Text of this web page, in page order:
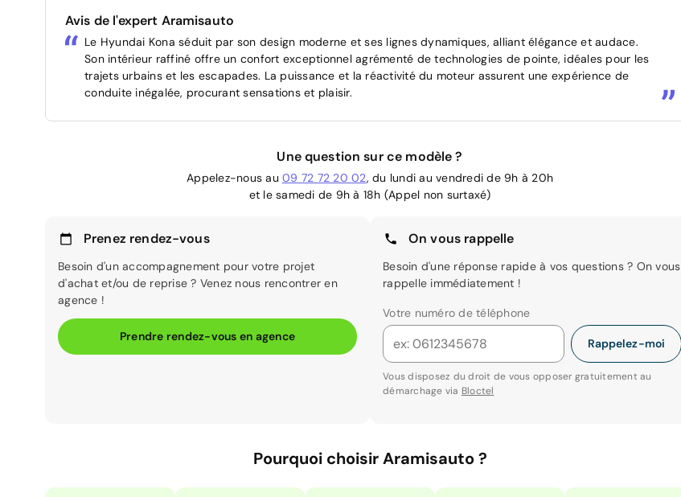
Avis de l'expert Aramisauto
Le Hyundai Kona séduit par son design moderne et ses lignes dynamiques, alliant élégance et audace.
Son intérieur raffiné offre un confort exceptionnel agrémenté de technologies de pointe, idéales pour les
trajets urbains et les escapades. La puissance et la réactivité du moteur assurent une expérience de
conduite inégalée, procurant sensations et plaisir.
Une question sur ce modèle ?
Appelez-nous au 09 72 72 20 02, du lundi au vendredi de 9h à 20h
et le samedi de 9h à 18h (Appel non surtaxé)
Prenez rendez-vous
Besoin d'un accompagnement pour votre projet
d'achat et/ou de reprise ? Venez nous rencontrer en
agence !
Prendre rendez-vous en agence
On vous rappelle
Besoin d'une réponse rapide à vos questions ? On vous
rappelle immédiatement !
Votre numéro de téléphone
Rappelez-moi
Vous disposez du droit de vous opposer gratuitement au
démarchage via Bloctel
Pourquoi choisir Aramisauto ?